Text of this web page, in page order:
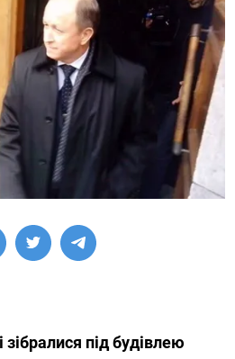
під будівлею